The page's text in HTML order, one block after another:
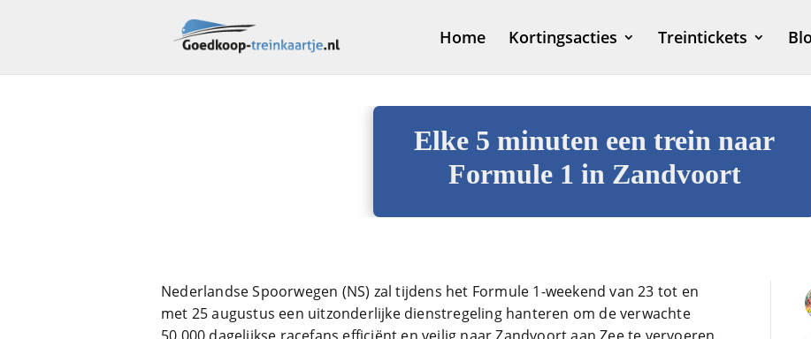
Home Kortingsacties Treintickets
Elke 5 minuten een trein naar
Formule 1 in Zandvoort
Nederlandse Spoorwegen (NS) zal tijdens het Formule 1-weekend van 23 tot en
met 25 augustus een uitzonderlijke dienstregeling hanteren om de verwachte